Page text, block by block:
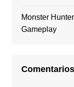
Monster
Gameplay